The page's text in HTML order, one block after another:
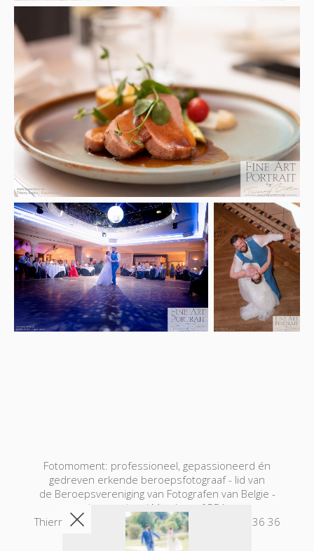
Fotomoment: professioneel, gepassioneerd én
gedreven erkende beroepsfotograaf - lid van
de Beroepsvereniging van Fotografen van Belgie -
International Member of PPA
Thierry Botten - info@fotomoment.be - 0495 36 36
26